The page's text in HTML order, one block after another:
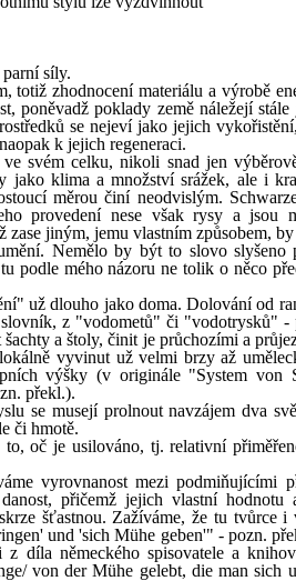
síly.
totiž zhodnocení materiálu a výrobě
poněvadž poklady země náležejí
se nejeví jako jejich
k jejich regeneraci.
svém celku, nikoli snad jen
jako klima a množství srážek, ale i
měrou činí neodvislým.
provedení nese však rysy a jsou
jiným, jemu vlastním způsobem,
Nemělo by být to slovo slyšeno
podle mého názoru ne tolik o něco
už dlouho jako doma. Dolování od
z "vodometů" či "vodotrysků"
a štoly, činit je průchozími a
vyvinut už velmi brzy až
výšky (v originále "System von
překl.).
se musejí prolnout navzájem dva
či hmotě.
oč je usilováno, tj. relativní
vyrovnanost mezi podmiňujícími
přičemž jejich vlastní hodnotu
šťastnou. Zažíváme, že tu tvůrce
und 'sich Mühe geben'" - pozn.
německého spisovatele a
von der Mühe gelebt, die man sich